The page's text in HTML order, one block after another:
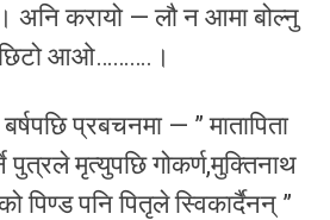
अनि करायो — लौ न आमा बोल्नु
आओ……….।
प्रबचनमा — ” मातापिता
पुत्रले मृत्युपछि गोकर्ण,मुक्तिनाथ
पिण्ड पनि पितृले स्विकार्दैनन् ”